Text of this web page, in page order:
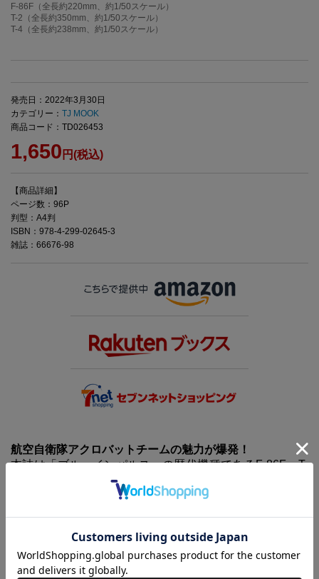
F-86F（全長約220mm、約1/50スケール）
T-2（全長約350mm、約1/50スケール）
T-4（全長約238mm、約1/50スケール）
発売日：2022年3月30日
カテゴリー： TJ MOOK
商品コード：TD026453
1,650 円(税込)
【商品詳細】
ページ数：96P
判型：A4判
ISBN：978-4-299-02645-3
雑誌：66676-98
航空自衛隊アクロバットチームの魅力が爆発！
本誌は「ブルーインパルス」の歴代機種であるF-86F、T-
2、T-4の3機が作れるリアルなペーパークラフト付きで
展示飛行課目など、ブルーインパルスの軌跡を徹底解説し
ます。